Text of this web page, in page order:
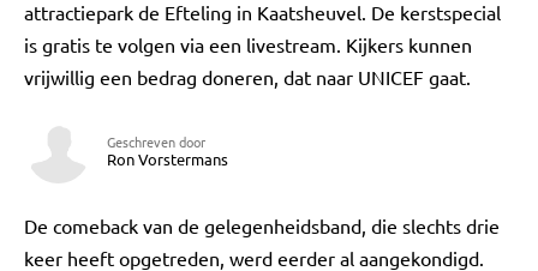
attractiepark de Efteling in Kaatsheuvel. De kerstspecial
is gratis te volgen via een livestream. Kijkers kunnen
vrijwillig een bedrag doneren, dat naar UNICEF gaat.
Geschreven door
Ron Vorstermans
De comeback van de gelegenheidsband, die slechts drie
keer heeft opgetreden, werd eerder al aangekondigd.